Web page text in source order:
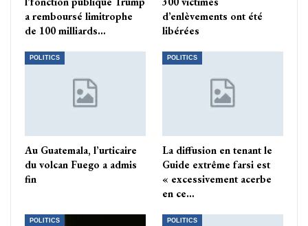
a remboursé limitrophe
de 100 milliards…
d’enlèvements ont été
libérées
POLITICS
Au Guatemala, l’urticaire
du volcan Fuego a admis
fin
POLITICS
La diffusion en tenant le
Guide extrême farsi est
« excessivement acerbe
en ce…
POLITICS POLITICS